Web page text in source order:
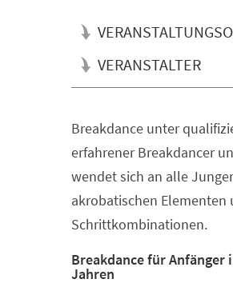
VERANSTALTER
Breakdance unter
erfahrener Breakdancer
wendet sich an alle
akrobatischen Elementen
Schrittkombinationen.
Breakdance für Anfänger
Jahren